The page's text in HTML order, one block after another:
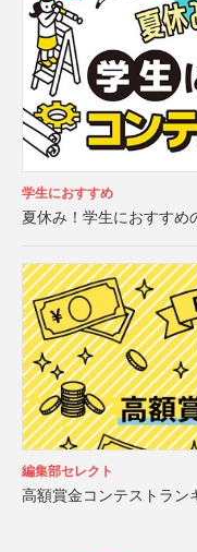
学生におすすめ
夏休み！学生におすすめ
編集部セレクト
高額賞金コンテストラン